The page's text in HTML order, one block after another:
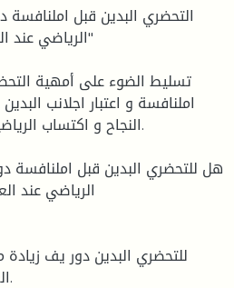
الرياضي عند
تسليط الضوء على أمهية
املنافسة و اعتبار اجلانب
النجاح و اكتساب
هل للتحضري البدين قبل املنافسة
الرياضي عند
للتحضري البدين دور يف زيادة